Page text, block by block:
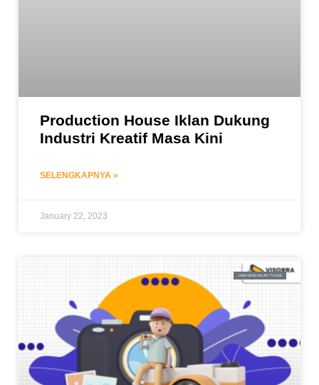
Production House Iklan Dukung
Industri Kreatif Masa Kini
SELENGKAPNYA »
January 22, 2023
JASA VIDEO IKLAN TV ONE